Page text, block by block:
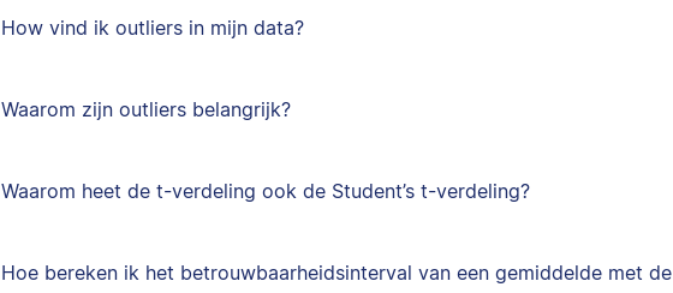
How vind ik outliers in mijn data?
Waarom zijn outliers belangrijk?
Waarom heet de t-verdeling ook de Student’s t-verdeling?
Hoe bereken ik het betrouwbaarheidsinterval van een gemiddelde met de